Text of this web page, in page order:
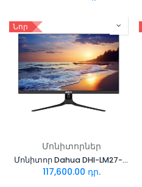
Նոր
Մոնիտորներ
Մոնիտոր Dahua DHI-LM27-F400
117,600.00 դր.